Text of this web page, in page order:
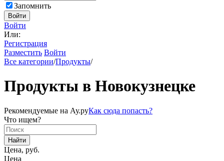
Запомнить
Войти
Войти
Или:
Регистрация
Разместить Войти
Все категории/Продукты/
Продукты в Новокузнецке
Рекомендуемые на Ау.руКак сюда попасть?
Что ищем?
Найти
Цена, руб.
Цена